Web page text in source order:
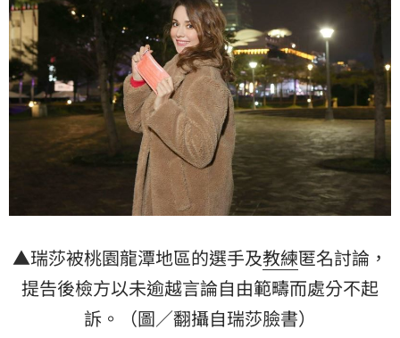
▲瑞莎被桃園龍潭地區的選手及教練匿名討論，
提告後檢方以未逾越言論自由範疇而處分不起
訴。（圖／翻攝自瑞莎臉書）